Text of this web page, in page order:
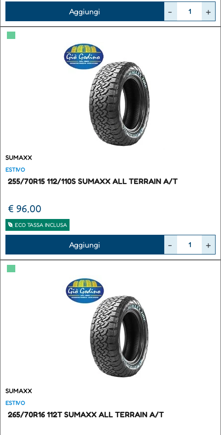
Aggiungi
▀
SUMAXX
ESTIVO
255/70R15 112/110S SUMAXX ALL TERRAIN A/T
€ 96,00
ECO TASSA INCLUSA
Aggiungi
▀
SUMAXX
ESTIVO
265/70R16 112T SUMAXX ALL TERRAIN A/T